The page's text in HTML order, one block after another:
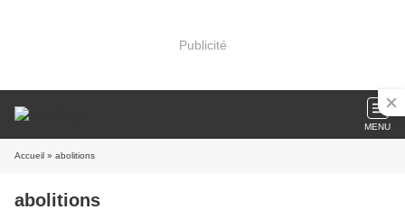
Publicité
MENU
Accueil » abolitions
abolitions